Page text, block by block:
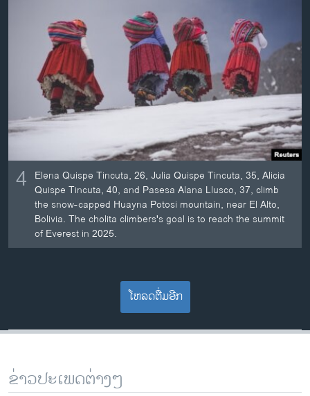
4 Elena Quispe Tincuta, 26, Julia Quispe Tincuta, 35, Alicia
Quispe Tincuta, 40, and Pasesa Alana Llusco, 37, climb
the snow-capped Huayna Potosi mountain, near El Alto,
Bolivia. The cholita climbers's goal is to reach the summit
of Everest in 2025.
ໂຫລດຕື່ມອີກ
ຂ່າວປະເພດຕ່າງໆ